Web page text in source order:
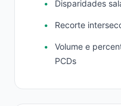
Disparidades
Recorte
Volume e
PCDs